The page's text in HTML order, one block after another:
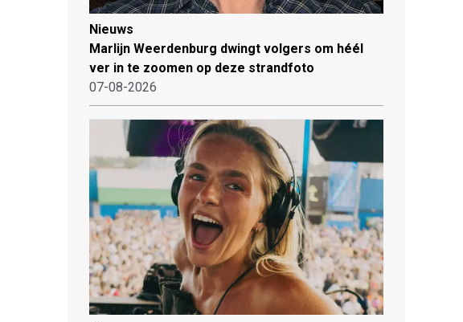
Nieuws
Marlijn Weerdenburg dwingt volgers om héél
ver in te zoomen op deze strandfoto
07-08-2026